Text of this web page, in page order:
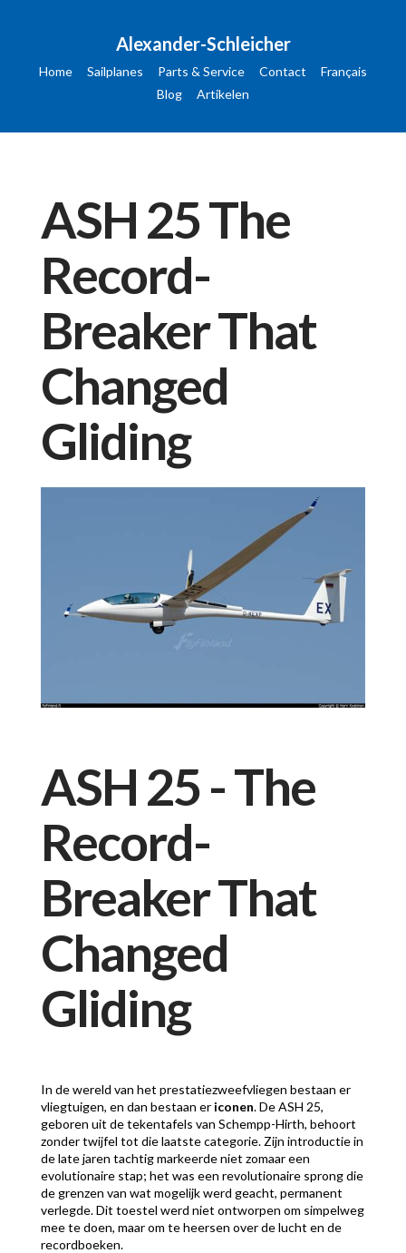
Alexander-Schleicher
Home Sailplanes Parts & Service Contact
Français
Blog
Artikelen
ASH 25 The
Record-
Breaker That
Changed
Gliding
ASH 25 - The
Record-
Breaker That
Changed
Gliding
In de wereld van het prestatiezweefvliegen bestaan er
vliegtuigen, en dan bestaan er iconen. De ASH 25,
geboren uit de tekentafels van Schempp-Hirth, behoort
zonder twijfel tot die laatste categorie. Zijn introductie in
de late jaren tachtig markeerde niet zomaar een
evolutionaire stap; het was een revolutionaire sprong die
de grenzen van wat mogelijk werd geacht, permanent
verlegde. Dit toestel werd niet ontworpen om simpelweg
mee te doen, maar om te heersen over de lucht en de
recordboeken.